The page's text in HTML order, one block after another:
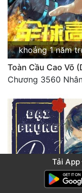
khoảng 1 năm
Toàn Cầu Cao Võ
Tải